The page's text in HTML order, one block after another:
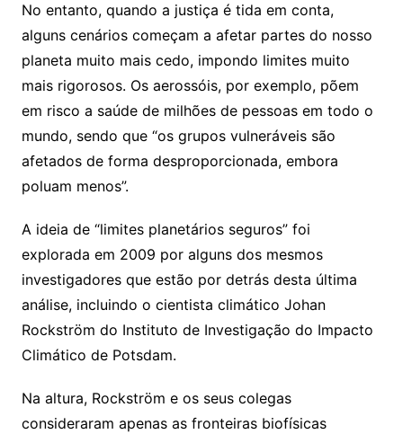
No entanto, quando a justiça é tida em conta,
alguns cenários começam a afetar partes do nosso
planeta muito mais cedo, impondo limites muito
mais rigorosos. Os aerossóis, por exemplo, põem
em risco a saúde de milhões de pessoas em todo o
mundo, sendo que “os grupos vulneráveis são
afetados de forma desproporcionada, embora
poluam menos”.
A ideia de “limites planetários seguros” foi
explorada em 2009 por alguns dos mesmos
investigadores que estão por detrás desta última
análise, incluindo o cientista climático Johan
Rockström do Instituto de Investigação do Impacto
Climático de Potsdam.
Na altura, Rockström e os seus colegas
consideraram apenas as fronteiras biofísicas